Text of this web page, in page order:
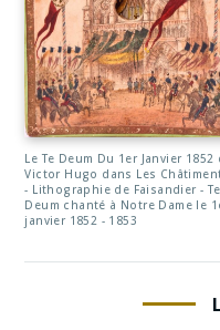
Le Te Deum Du 1er Janvier 1852
Victor Hugo dans Les
- Lithographie de Faisandier - Te
Deum chanté à Notre Dame le
janvier 1852 - 1853